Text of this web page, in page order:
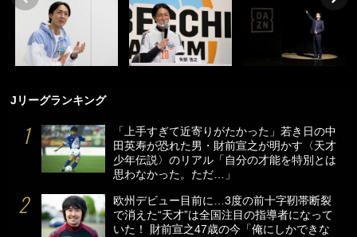
Jリーグランキング
「上手すぎて近寄りがたかった」若き日の中
田英寿が恐れた男・財前宣之が明かす〈天才
少年伝説〉のリアル「自分の才能を特別とは
思わなかった。ただ…」
欧州デビュー目前に…3度の前十字靭帯断裂
で消えた“天才”は全国注目の指導者になって
いた！ 財前宣之47歳の今「俺にしかできな